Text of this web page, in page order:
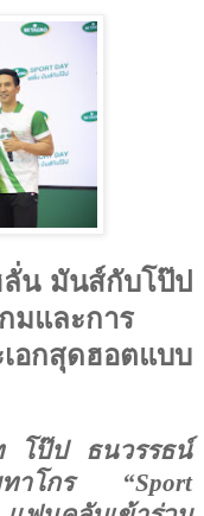
ลั่น มันส์กับโป๊ป
มและการ
กสุดฮอตแบบ
โป๊ป ธนวรรธน์
บทาโกร “Sport